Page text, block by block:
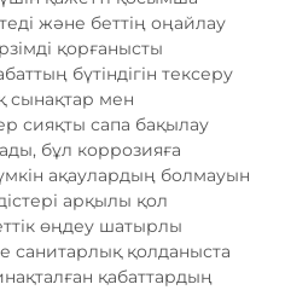
және беттің оңайлау
қорғанысты
бүтіндігін тексеру
сынақтар мен
сияқты сапа бақылау
бұл коррозияға
ақаулардың болмауын
арқылы қол
өңдеу шатырлы
санитарлық қолданыста
қабаттардың